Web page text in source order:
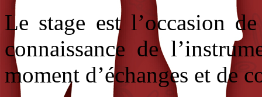
Le stage est l’occasion
connaissance de
moment d’échanges et de